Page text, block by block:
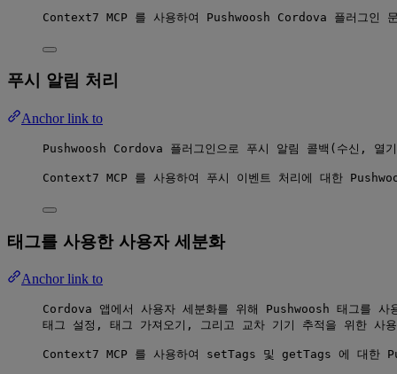
Context7 MCP 를 사용하여 Pushwoosh Cordova 플러그인
푸시 알림 처리
Anchor link to
Pushwoosh Cordova 플러그인으로 푸시 알림 콜백(수신, 열
Context7 MCP 를 사용하여 푸시 이벤트 처리에 대한
태그를 사용한 사용자 세분화
Anchor link to
Cordova 앱에서 사용자 세분화를 위해 Pushwoosh 태그를 사
태그 설정, 태그 가져오기, 그리고 교차 기기 추적을 위한 사
Context7 MCP 를 사용하여 setTags 및 getTags 에 대한